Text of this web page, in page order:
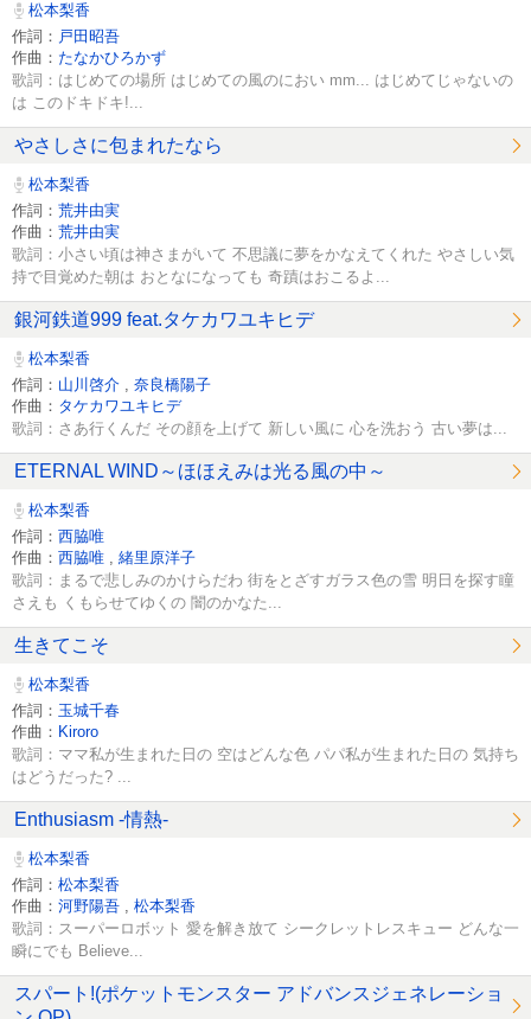
松本梨香
作詞： 戸田昭吾
作曲： たなかひろかず
歌詞：はじめての場所 はじめての風のにおい mm... はじめてじゃないの
は このドキドキ!...
やさしさに包まれたなら
松本梨香
作詞： 荒井由実
作曲： 荒井由実
歌詞：小さい頃は神さまがいて 不思議に夢をかなえてくれた やさしい気
持で目覚めた朝は おとなになっても 奇蹟はおこるよ...
銀河鉄道999 feat.タケカワユキヒデ
松本梨香
作詞： 山川啓介
奈良橋陽子
作曲： タケカワユキヒデ
歌詞：さあ行くんだ その顔を上げて 新しい風に 心を洗おう 古い夢は...
ETERNAL WIND～ほほえみは光る風の中～
松本梨香
作詞： 西脇唯
作曲： 西脇唯 緒里原洋子
歌詞：まるで悲しみのかけらだわ 街をとざすガラス色の雪 明日を探す瞳
さえも くもらせてゆくの 闇のかなた...
生きてこそ
松本梨香
作詞： 玉城千春
作曲： Kiroro
歌詞：ママ私が生まれた日の 空はどんな色 パパ私が生まれた日の 気持ち
はどうだった? ...
Enthusiasm -情熱-
松本梨香
作詞： 松本梨香
作曲： 河野陽吾 松本梨香
歌詞：スーパーロボット 愛を解き放て シークレットレスキュー どんな一
瞬にでも Believe...
スパート!(ポケットモンスター アドバンスジェネレーショ